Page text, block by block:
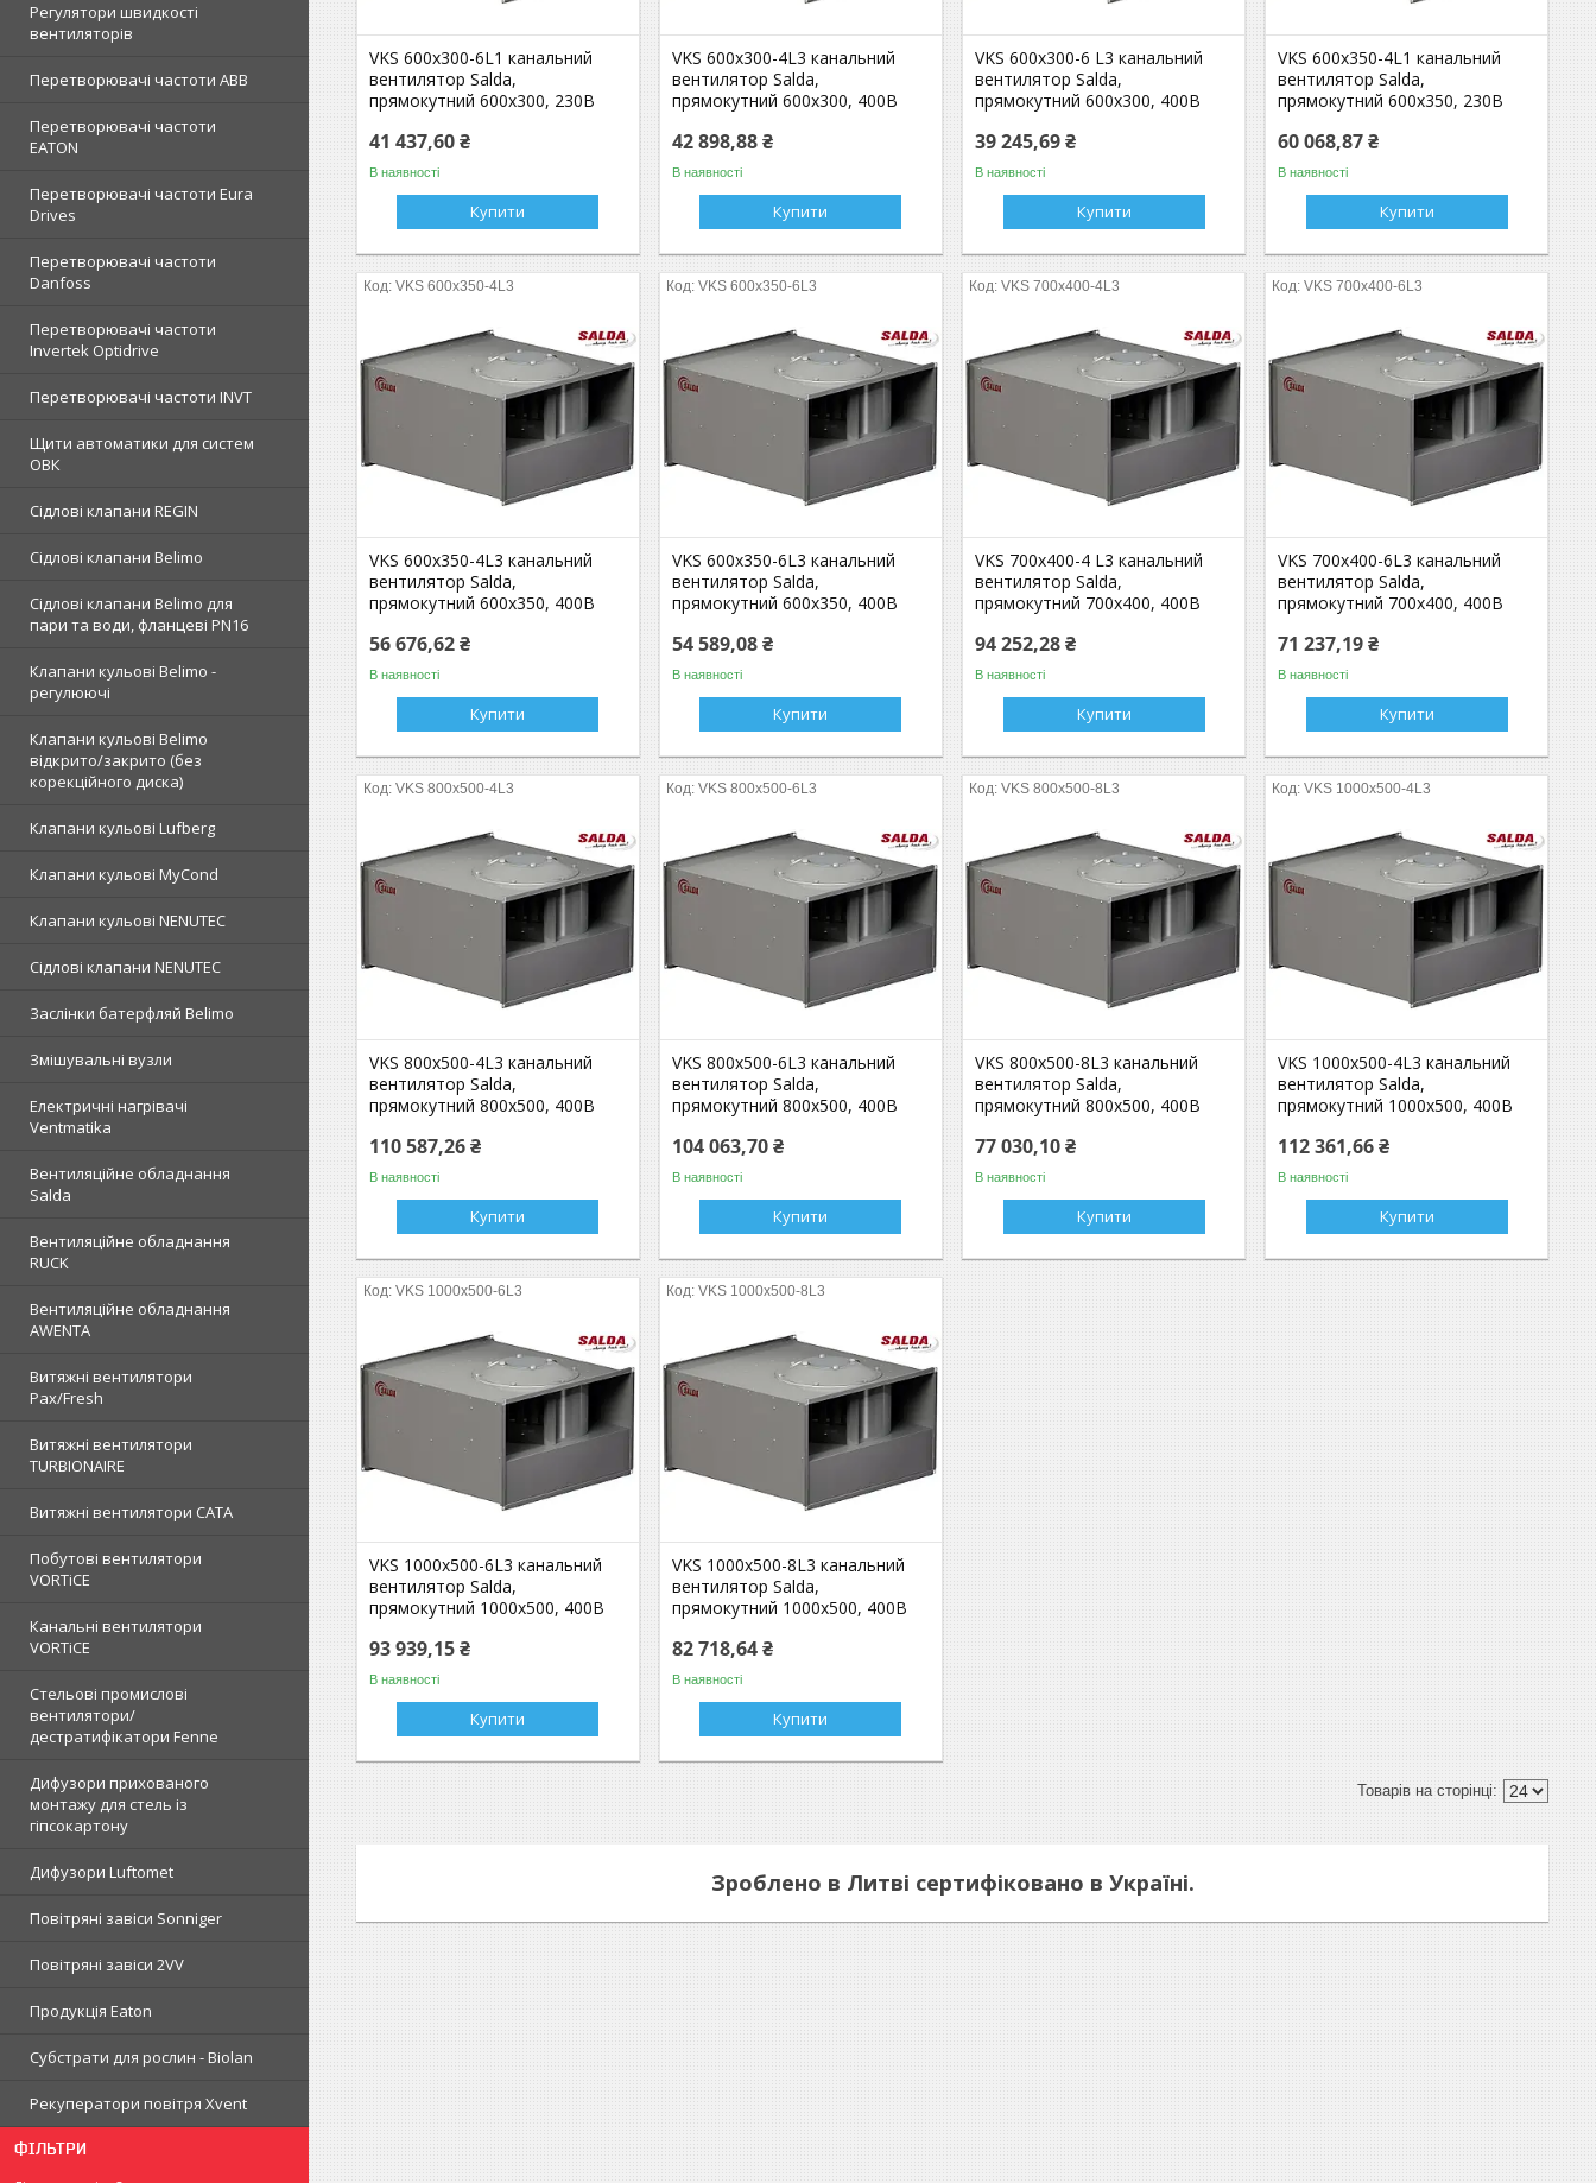
Регулятори швидкості
вентиляторів
Перетворювачі частоти ABB
Перетворювачі частоти
EATON
Перетворювачі частоти Eura
Drives
Перетворювачі частоти
Danfoss
Перетворювачі частоти
Invertek Optidrive
Перетворювачі частоти INVT
Щити автоматики для систем
ОВК
Сідлові клапани REGIN
Сідлові клапани Belimo
Сідлові клапани Belimo для
пари та води, фланцеві PN16
Клапани кульові Belimo -
регулюючі
Клапани кульові Belimo
відкрито/закрито (без
корекційного диска)
Клапани кульові Lufberg
Клапани кульові MyCond
Клапани кульові NENUTEC
Сідлові клапани NENUTEC
Заслінки батерфляй Belimo
Змішувальні вузли
Електричні нагрівачі
Ventmatika
Вентиляційне обладнання
Salda
Вентиляційне обладнання
RUCK
Вентиляційне обладнання
AWENTA
Витяжні вентилятори
Pax/Fresh
Витяжні вентилятори
TURBIONAIRE
Витяжні вентилятори CATA
Побутові вентилятори
VORTiCE
Канальні вентилятори
VORTiCE
Стельові промислові
вентилятори/
дестратифікатори Fenne
Дифузори прихованого
монтажу для стель із
гіпсокартону
Дифузори Luftomet
Повітряні завіси Sonniger
Повітряні завіси 2VV
Продукція Eaton
Субстрати для рослин - Biolan
Рекуператори повітря Xvent
ФІЛЬТРИ
VKS 600x300-6L1 канальний
вентилятор Salda,
прямокутний 600x300, 230В
41 437,60 ₴
В наявності
Купити
VKS 600x300-4L3 канальний
вентилятор Salda,
прямокутний 600x300, 400В
42 898,88 ₴
В наявності
Купити
VKS 600x300-6 L3 канальний
вентилятор Salda,
прямокутний 600x300, 400В
39 245,69 ₴
В наявності
Купити
VKS 600x350-4L1 канальний
вентилятор Salda,
прямокутний 600x350, 230В
60 068,87 ₴
В наявності
Купити
VKS 600x350-4L3
VKS 600x350-4L3 канальний
вентилятор Salda,
прямокутний 600x350, 400В
56 676,62 ₴
В наявності
Купити
VKS 600x350-6L3
VKS 600x350-6L3 канальний
вентилятор Salda,
прямокутний 600x350, 400В
54 589,08 ₴
В наявності
Купити
VKS 700x400-4L3
VKS 700x400-4 L3 канальний
вентилятор Salda,
прямокутний 700x400, 400В
94 252,28 ₴
В наявності
Купити
VKS 700x400-6L3
VKS 700x400-6L3 канальний
вентилятор Salda,
прямокутний 700x400, 400В
71 237,19 ₴
В наявності
Купити
VKS 800x500-4L3
VKS 800x500-4L3 канальний
вентилятор Salda,
прямокутний 800x500, 400В
110 587,26 ₴
В наявності
Купити
VKS 800x500-6L3
VKS 800x500-6L3 канальний
вентилятор Salda,
прямокутний 800x500, 400В
104 063,70 ₴
В наявності
Купити
VKS 800x500-8L3
VKS 800x500-8L3 канальний
вентилятор Salda,
прямокутний 800x500, 400В
77 030,10 ₴
В наявності
Купити
VKS 1000x500-4L3
VKS 1000x500-4L3 канальний
вентилятор Salda,
прямокутний 1000x500, 400В
112 361,66 ₴
В наявності
Купити
VKS 1000x500-6L3
VKS 1000x500-6L3 канальний
вентилятор Salda,
прямокутний 1000x500, 400В
93 939,15 ₴
В наявності
Купити
VKS 1000x500-8L3
VKS 1000x500-8L3 канальний
вентилятор Salda,
прямокутний 1000x500, 400В
82 718,64 ₴
В наявності
Купити
Зроблено в Литві сертифіковано в Україні.